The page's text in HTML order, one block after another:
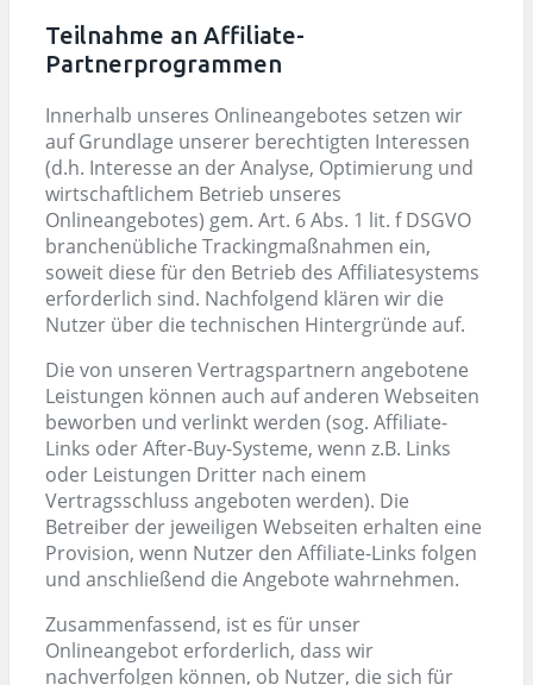
Teilnahme an Affiliate-
Partnerprogrammen
Innerhalb unseres Onlineangebotes setzen wir
auf Grundlage unserer berechtigten Interessen
(d.h. Interesse an der Analyse, Optimierung und
wirtschaftlichem Betrieb unseres
Onlineangebotes) gem. Art. 6 Abs. 1 lit. f DSGVO
branchenübliche Trackingmaßnahmen ein,
soweit diese für den Betrieb des Affiliatesystems
erforderlich sind. Nachfolgend klären wir die
Nutzer über die technischen Hintergründe auf.
Die von unseren Vertragspartnern angebotene
Leistungen können auch auf anderen Webseiten
beworben und verlinkt werden (sog. Affiliate-
Links oder After-Buy-Systeme, wenn z.B. Links
oder Leistungen Dritter nach einem
Vertragsschluss angeboten werden). Die
Betreiber der jeweiligen Webseiten erhalten eine
Provision, wenn Nutzer den Affiliate-Links folgen
und anschließend die Angebote wahrnehmen.
Zusammenfassend, ist es für unser
Onlineangebot erforderlich, dass wir
nachverfolgen können, ob Nutzer, die sich für